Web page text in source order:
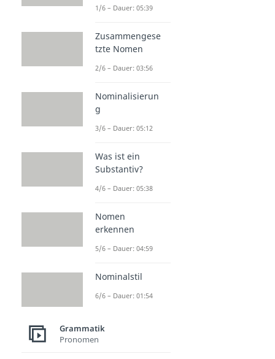
1/6 – Dauer: 05:39
Zusammengese
tzte Nomen
2/6 – Dauer: 03:56
Nominalisierun
g
3/6 – Dauer: 05:12
Was ist ein
Substantiv?
4/6 – Dauer: 05:38
Nomen
erkennen
5/6 – Dauer: 04:59
Nominalstil
6/6 – Dauer: 01:54
Grammatik
Pronomen